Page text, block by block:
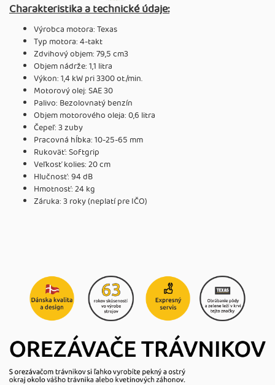
Charakteristika a technické údaje:
Výrobca motora: Texas
Typ motora: 4-takt
Zdvihový objem: 79,5 cm3
Objem nádrže: 1,1 litra
Výkon: 1,4 kW pri 3300 ot./min.
Motorový olej: SAE 30
Palivo: Bezolovnatý benzín
Objem motorového oleja: 0,6 litra
Čepeľ: 3 zuby
Pracovná hĺbka: 10-25-65 mm
Rukoväť: Softgrip
Veľkosť kolies: 20 cm
Hlučnosť: 94 dB
Hmotnosť: 24 kg
Záruka: 3 roky (neplatí pre IČO)